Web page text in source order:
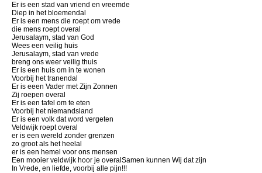
Er is een stad van vriend en vreemde
Diep in het bloemendal
Er is een mens die roept om vrede
die mens roept overal
Jerusalaym, stad van God
Wees een veilig huis
Jerusalaym, stad van vrede
breng ons weer veilig thuis
Er is een huis om in te wonen
Voorbij het tranendal
Er is eeen Vader met Zijn Zonnen
Zij roepen overal
Er is een tafel om te eten
Voorbij het niemandsland
Er is een volk dat word vergeten
Veldwijk roept overal
er is een wereld zonder grenzen
zo groot als het heelal
er is een hemel voor ons mensen
Een mooier veldwijk hoor je overalSamen kunnen Wij dat zijn
In Vrede, en liefde, voorbij alle pijn!!!